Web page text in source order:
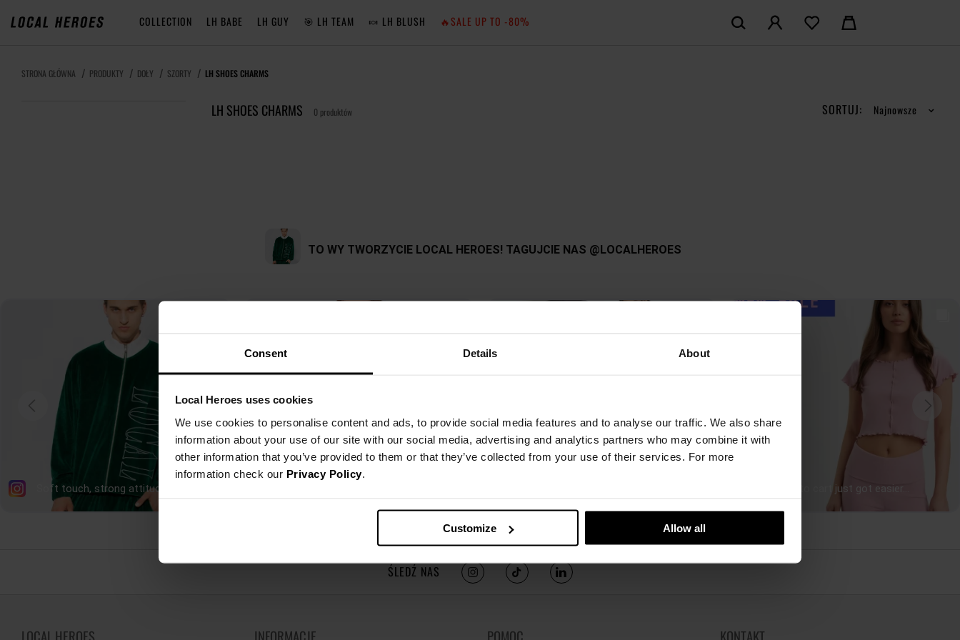
Consent Details About
Local Heroes uses cookies
We use cookies to personalise content and ads, to provide social media features and to analyse our traffic. We also share
information about your use of our site with our social media, advertising and analytics partners who may combine it with
other information that you’ve provided to them or that they’ve collected from your use of their services. For more
information check our Privacy Policy.
Customize Allow all
COLLECTION LH BABE LH GUY 🎯 LH TEAM 🍬 LH BLUSH 🔥SALE UP TO -80%
STRONA GŁÓWNA PRODUKTY DOŁY SZORTY LH SHOES CHARMS
LH SHOES CHARMS 0 produktów SORTUJ: Najnowsze
ŚLEDŹ NAS
LOCAL HEROES INFORMACJE POMOC KONTAKT